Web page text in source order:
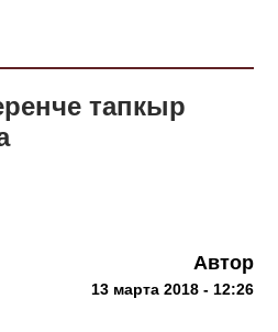
тапкыр
Автор
13 марта 2018 - 12:26